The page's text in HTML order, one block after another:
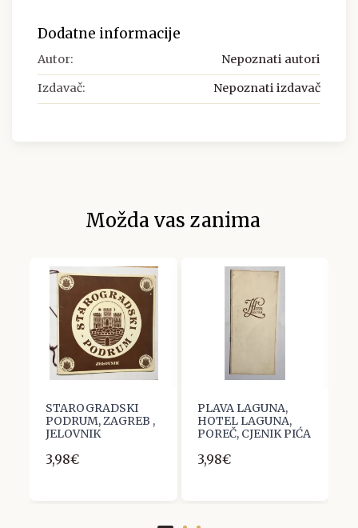
Dodatne informacije
Autor: Nepoznati autori
Izdavač: Nepoznati izdavač
Možda vas zanima
STAROGRADSKI
PODRUM, ZAGREB ,
JELOVNIK
3,98€
PLAVA LAGUNA,
HOTEL LAGUNA,
POREČ, CJENIK PIĆA
3,98€